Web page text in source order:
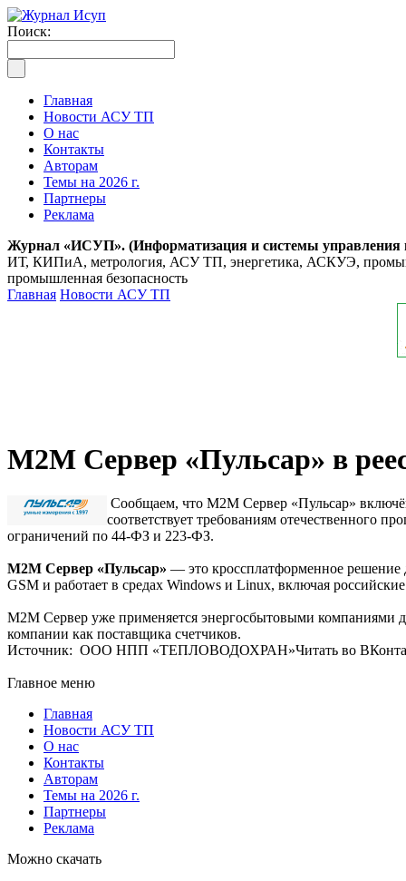
Поиск:
Главная
Новости АСУ ТП
О нас
Контакты
Авторам
Темы на 2026 г.
Партнеры
Реклама
Журнал «ИСУП». (Информатизация и системы
ИТ, КИПиА, метрология, АСУ ТП, энергетика, АСКУЭ,
промышленная безопасность
Главная Новости АСУ ТП
М2М Сервер «Пульсар» в
Сообщаем, что М2М Сервер «Пульсар»
соответствует требованиям отечественного
ограничений по 44-ФЗ и 223-ФЗ.
M2M Сервер «Пульсар» — это кроссплатформенное решение
GSM и работает в средах Windows и Linux, включая
М2М Сервер уже применяется энергосбытовыми компаниями
компании как поставщика счетчиков.
Источник: ООО НПП «ТЕПЛОВОДОХРАН»Читать во
Главное меню
Главная
Новости АСУ ТП
О нас
Контакты
Авторам
Темы на 2026 г.
Партнеры
Реклама
Можно скачать